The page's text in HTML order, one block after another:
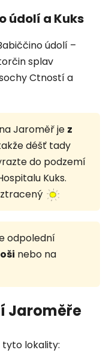
údolí a Kuks
údolí –
splav
Ctností a
Jaroměř je z
déšť tady
do podzemí
Kuks.
odpolední
nebo na
Jaroměře
tyto lokality: